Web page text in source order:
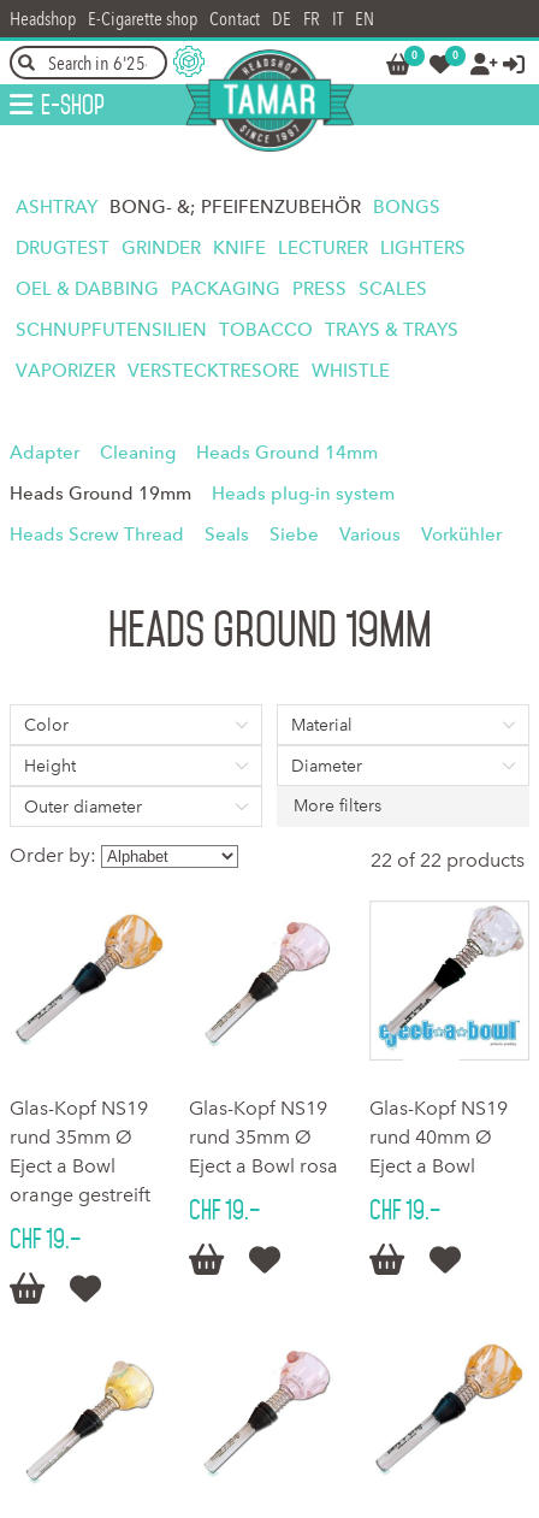
Headshop E-Cigarette shop Contact DE FR IT EN
0 0  
E-Shop
ASHTRAY BONG- &; PFEIFENZUBEHÖR
BONGS
DRUGTEST GRINDER KNIFE LECTURER
LIGHTERS
OEL & DABBING
PACKAGING PRESS
SCALES
SCHNUPFUTENSILIEN
TOBACCO
TRAYS & TRAYS
VAPORIZER VERSTECKTRESORE WHISTLE
Adapter Cleaning
Heads Ground 14mm
Heads Ground 19mm
Heads plug-in system
Heads Screw Thread
Seals Siebe Various Vorkühler
Heads Ground 19mm
Color
Material
Height
Diameter
Outer diameter
More filters
Order by: 22 of 22 products
Glas-Kopf NS19
rund 35mm Ø
Eject a Bowl
orange gestreift
CHF 19.–
 
Glas-Kopf NS19
rund 35mm Ø
Eject a Bowl rosa
CHF 19.–
 
Glas-Kopf NS19
rund 40mm Ø
Eject a Bowl
CHF 19.–
 